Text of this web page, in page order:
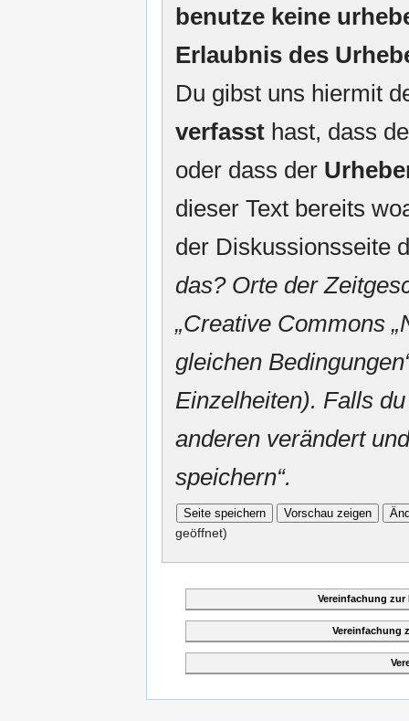
benutze keine
Erlaubnis des
Du gibst uns hiermit
verfasst hast, dass
oder dass der
dieser Text bereits
der Diskussionsseite
das? Orte der
„Creative Commons
gleichen
Einzelheiten). Falls
anderen verändert
speichern“.
geöffnet)
Vereinfachung
Vereinfachung